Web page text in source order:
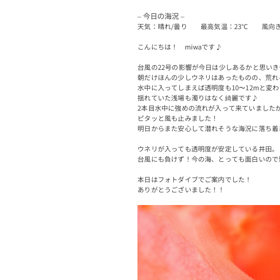
– 今日の海況 –
天気：晴れ/曇り 最高気温：23℃ 風向
こんにちは！ miwaです♪
台風の22号の影響が今日は少しあるかと思い
朝だけほんの少しウネリはあったものの、荒
水中に入ってしまえば透明度も10〜12mと変わ
揺れていた浅場も濁りはなく綺麗です♪
2本目水中に強めの流れが入って来ていまし
ピタッと風も止みました！
明日からまた安心して潜れそうな海況に落ち着
ウネリが入っても透明度が安定している井田。
台風にも負けず！今の海、とっても面白いの
本日はフォトダイブでご案内でした！
ありがとうございました！！